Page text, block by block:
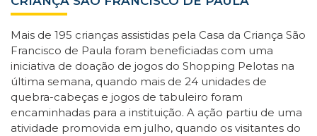
Mais de 195 crianças assistidas pela Casa da Criança São
Francisco de Paula foram beneficiadas com uma
iniciativa de doação de jogos do Shopping Pelotas na
última semana, quando mais de 24 unidades de
quebra-cabeças e jogos de tabuleiro foram
encaminhadas para a instituição. A ação partiu de uma
atividade promovida em julho, quando os visitantes do